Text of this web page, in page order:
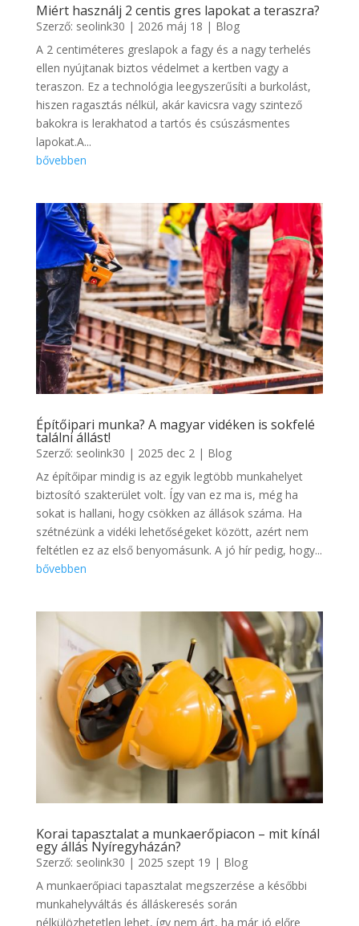
Miért használj 2 centis gres lapokat a teraszra?
Szerző: seolink30 | 2026 máj 18 | Blog
A 2 centiméteres greslapok a fagy és a nagy terhelés
ellen nyújtanak biztos védelmet a kertben vagy a
teraszon. Ez a technológia leegyszerűsíti a burkolást,
hiszen ragasztás nélkül, akár kavicsra vagy szintező
bakokra is lerakhatod a tartós és csúszásmentes
lapokat.A...
bővebben
Építőipari munka? A magyar vidéken is sokfelé
találni állást!
Szerző: seolink30 | 2025 dec 2| Blog
Az építőipar mindig is az egyik legtöbb munkahelyet
biztosító szakterület volt. Így van ez ma is, még ha
sokat is hallani, hogy csökken az állások száma. Ha
szétnézünk a vidéki lehetőségeket között, azért nem
feltétlen ez az első benyomásunk. A jó hír pedig, hogy...
bővebben
Korai tapasztalat a munkaerőpiacon – mit kínál
egy állás Nyíregyházán?
Szerző: seolink30 | 2025 szept 19 | Blog
A munkaerőpiaci tapasztalat megszerzése a későbbi
munkahelyváltás és álláskeresés során
nélkülözhetetlen lehet, így nem árt, ha már jó előre